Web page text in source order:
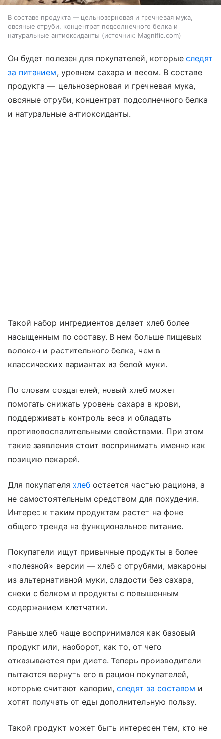
В составе продукта — цельнозерновая и гречневая мука,
овсяные отруби, концентрат подсолнечного белка и
натуральные антиоксиданты
источник: Magnific.com
Он будет полезен для покупателей, которыеследят
за питанием, уровнем сахара и весом. В составе
продукта — цельнозерновая и гречневая мука,
овсяные отруби, концентрат подсолнечного белка
и натуральные антиоксиданты.
Такой набор ингредиентов делает хлеб более
насыщенным по составу. В нем больше пищевых
волокон и растительного белка, чем в
классических вариантах из белой муки.
По словам создателей, новый хлеб может
помогать снижать уровень сахара в крови,
поддерживать контроль веса и обладать
противовоспалительными свойствами. При этом
такие заявления стоит воспринимать именно как
позицию пекарей.
Для покупателя хлебостается частью рациона, а
не самостоятельным средством для похудения.
Интерес к таким продуктам растет на фоне
общего тренда на функциональное питание.
Покупатели ищут привычные продукты в более
«полезной» версии — хлеб с отрубями, макароны
из альтернативной муки, сладости без сахара,
снеки с белком и продукты с повышенным
содержанием клетчатки.
Раньше хлеб чаще воспринимался как базовый
продукт или, наоборот, как то, от чего
отказываются при диете. Теперь производители
пытаются вернуть его в рацион покупателей,
которые считают калории,следят за составом и
хотят получать от еды дополнительную пользу.
Такой продукт может быть интересен тем, кто не